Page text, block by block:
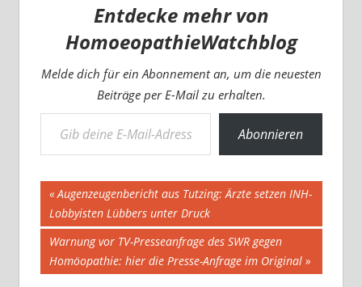
Entdecke mehr von
HomoeopathieWatchblog
Melde dich für ein Abonnement an, um die neuesten
Beiträge per E-Mail zu erhalten.
Gib deine E-Mail-Adresse ein ...
Abonnieren
Beitragsnavigation
Vorheriger
Beitrag:
Augenzeugenbericht aus Tutzing: Ärzte setzen INH-
Lobbyisten Lübbers unter Druck
Nächster
Beitrag:
Warnung vor TV-Presseanfrage des SWR gegen
Homöopathie: hier die Presse-Anfrage im Original